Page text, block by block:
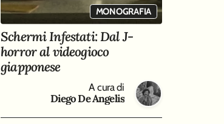
MONOGRAFIA
Schermi Infestati: Dal J-
horror al videogioco
giapponese
A cura di
Diego De Angelis